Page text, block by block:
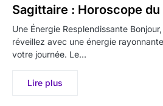
Sagittaire : Horoscope
Une Énergie Resplendissante
réveillez avec une énergie
votre journée. Le…
Lire plus